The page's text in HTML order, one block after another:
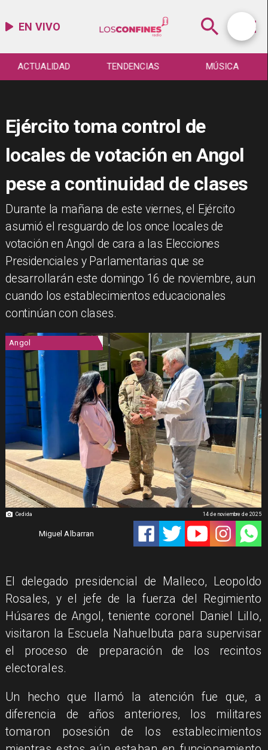
EN VIVO
ACTUALIDAD TENDENCIAS MÚSICA
Ejército toma control de
locales de votación en Angol
pese a continuidad de clases
Durante la mañana de este viernes, el Ejército
asumió el resguardo de los once locales de
votación en Angol de cara a las Elecciones
Presidenciales y Parlamentarias que se
desarrollarán este domingo 16 de noviembre, aun
cuando los establecimientos educacionales
continúan con clases.
Cedida
Angol
Miguel Albarran
14 de noviembre de 2025
​El delegado presidencial de Malleco, Leopoldo
Rosales, y el jefe de la fuerza del Regimiento
Húsares de Angol, teniente coronel Daniel Lillo,
visitaron la Escuela Nahuelbuta para supervisar
el proceso de preparación de los recintos
electorales.
​Un hecho que llamó la atención fue que, a
diferencia de años anteriores, los militares
tomaron posesión de los establecimientos